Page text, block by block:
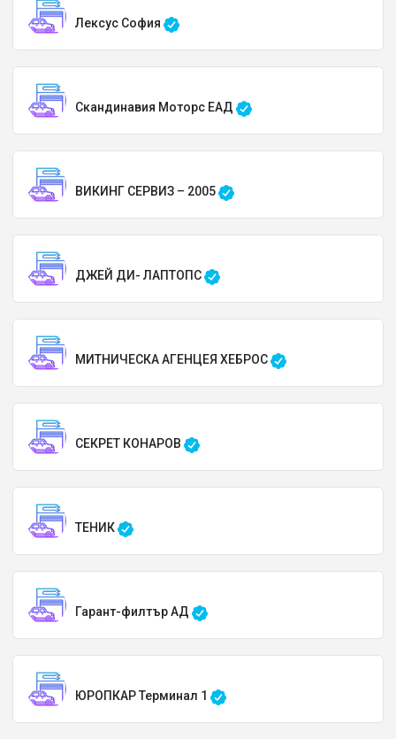
Лексус София
Скандинавия Моторс ЕАД
ВИКИНГ СЕРВИЗ – 2005
ДЖЕЙ ДИ- ЛАПТОПС
МИТНИЧЕСКА АГЕНЦЕЯ ХЕБРОС
СЕКРЕТ КОНАРОВ
ТЕНИК
Гарант-филтър АД
ЮРОПКАР Терминал 1